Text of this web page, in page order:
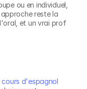
ou en individuel,
reste la
et un vrai prof
cours d'espagnol